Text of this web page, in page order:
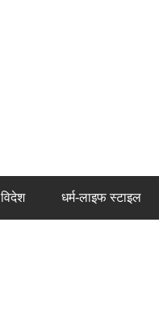
विदेश धर्म-लाइफ स्टाइल